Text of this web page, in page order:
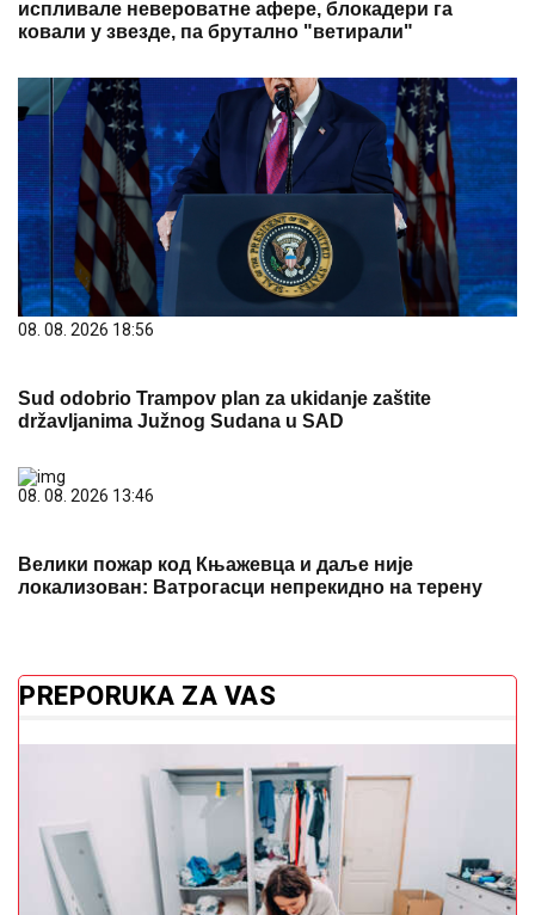
испливале невероватне афере, блокадери га
ковали у звезде, па брутално "ветирали"
08. 08. 2026 18:56
Sud odobrio Trampov plan za ukidanje zaštite
državljanima Južnog Sudana u SAD
08. 08. 2026 13:46
Велики пожар код Књажевца и даље није
локализован: Ватрогасци непрекидно на терену
PREPORUKA ZA VAS